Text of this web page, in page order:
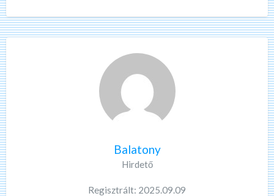
Balatony
Hirdető
Regisztrált: 2025.09.09